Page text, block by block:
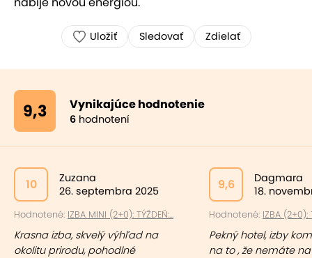
Uložiť Sledovať Zdielať
9,3 Vynikajúce hodnotenie
6 hodnotení
10
Zuzana
26. septembra 2025
Hodnotené: IZBA MINI (2+0): TÝŽDEŇ:...
Krasna izba, skvelý výhľad na
okolitu prirodu, pohodlné
9,6
Dagmara
18.
Hodnotené: IZBA (2+0):
Pekný hotel, izby
na to , že nemáte